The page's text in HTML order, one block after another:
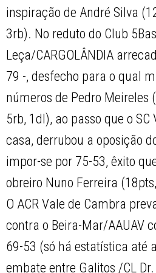
inspiração de André Silva
3rb). No reduto do Club
Leça/CARGOLÂNDIA
79 -, desfecho para o qual
números de Pedro Meireles
5rb, 1dl), ao passo que o
casa, derrubou a oposição
impor-se por 75-53, êxito
obreiro Nuno Ferreira
O ACR Vale de Cambra
contra o Beira-Mar/AAUAV
69-53 (só há estatística até
embate entre Galitos /CL